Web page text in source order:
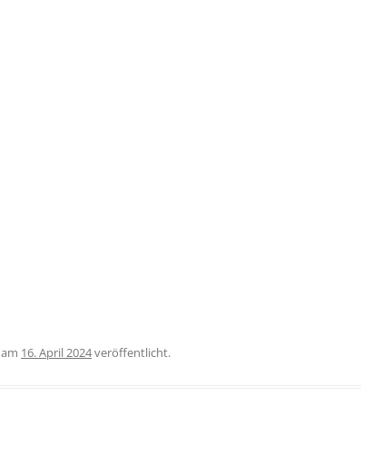
am 16. April 2024veröffentlicht.